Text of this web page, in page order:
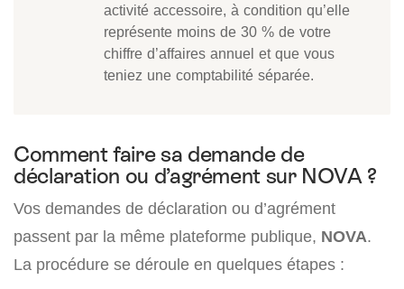
activité accessoire, à condition qu’elle
représente moins de 30 % de votre
chiffre d’affaires annuel et que vous
teniez une comptabilité séparée.
Comment faire sa demande de
déclaration ou d’agrément sur NOVA ?
Vos demandes de déclaration ou d’agrément
passent par la même plateforme publique, NOVA.
La procédure se déroule en quelques étapes :